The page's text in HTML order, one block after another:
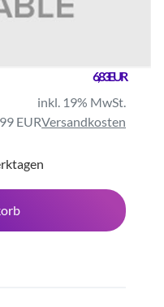
6,83 EUR
inkl. 19% MwSt.
EURVersandkosten